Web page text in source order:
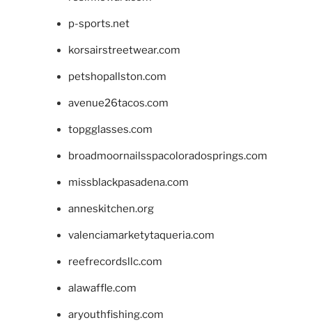
p-sports.net
korsairstreetwear.com
petshopallston.com
avenue26tacos.com
topgglasses.com
broadmoornailsspacoloradosprings.com
missblackpasadena.com
anneskitchen.org
valenciamarketytaqueria.com
reefrecordsllc.com
alawaffle.com
aryouthfishing.com